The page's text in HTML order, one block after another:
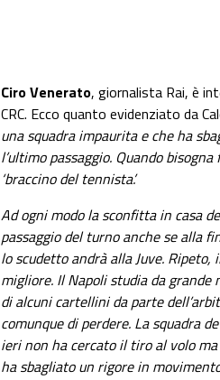
Ciro Venerato, giornalista Rai, è
CRC. Ecco quanto evidenziato da
una squadra impaurita e che ha
l’ultimo passaggio. Quando
‘braccino del tennista’.
Ad ogni modo la sconfitta in casa
passaggio del turno anche se alla
lo scudetto andrà alla Juve.
migliore. Il Napoli studia da grande
di alcuni cartellini da parte
comunque di perdere. La squadra
ieri non ha cercato il tiro al volo
ha sbagliato un rigore in